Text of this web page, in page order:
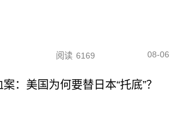
阅读 6169 08-06
：美国为何要替日本“托底”？